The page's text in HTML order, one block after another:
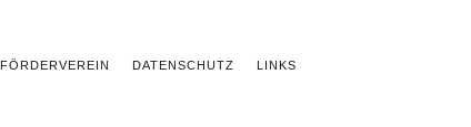
FÖRDERVEREIN DATENSCHUTZ LINKS